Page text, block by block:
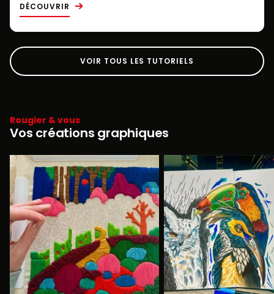
DÉCOUVRIR
VOIR TOUS LES TUTORIELS
Rougier & vous
Vos créations graphiques